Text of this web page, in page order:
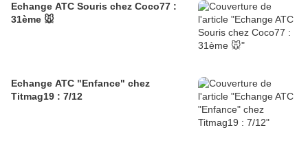
Echange ATC Souris chez Coco77 :
31ème 🐭
Echange ATC "Enfance" chez
Titmag19 : 7/12